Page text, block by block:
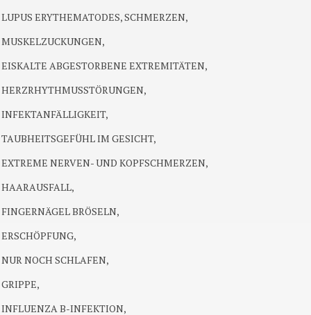
LUPUS ERYTHEMATODES, SCHMERZEN,
MUSKELZUCKUNGEN,
EISKALTE ABGESTORBENE EXTREMITÄTEN,
HERZRHYTHMUSSTÖRUNGEN,
INFEKTANFÄLLIGKEIT,
TAUBHEITSGEFÜHL IM GESICHT,
EXTREME NERVEN- UND KOPFSCHMERZEN,
HAARAUSFALL,
FINGERNÄGEL BRÖSELN,
ERSCHÖPFUNG,
NUR NOCH SCHLAFEN,
GRIPPE,
INFLUENZA B-INFEKTION,